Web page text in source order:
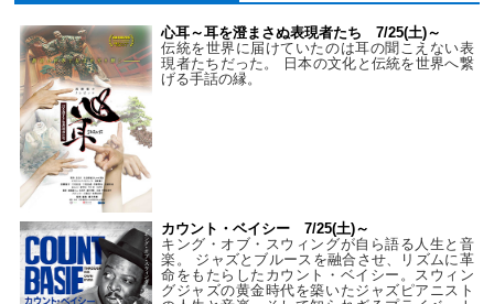
心耳～耳を澄まさぬ表現者たち 7/25(土)～
伝統を世界に届けていたのは耳の聞こえない表
現者たちだった。 日本の文化と伝統を世界へ繋
げる手話の縁。
カウント・ベイシー 7/25(土)～
キング・オブ・スウィングが自ら語る人生と音
楽。 ジャズとブルースを融合させ、リズムに革
命をもたらしたカウント・ベイシー。スウィン
グジャズの黄金時代を築いたジャズピアニスト